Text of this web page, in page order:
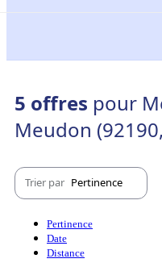
5 offres pour
Meudon
Trier par Pertinence
Pertinence
Date
Distance